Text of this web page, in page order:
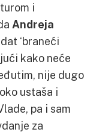
i
Andreja
‘braneći
kako neće
nije dugo
ustaša i
pa i sam
za